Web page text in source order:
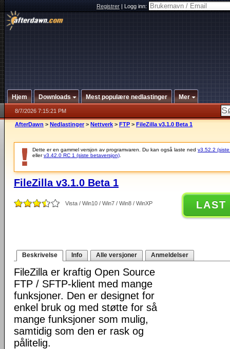
Registrer|Logg inn:
Hjem Downloads Mest populære nedlastinger Mer
8/7/2026 7:15:21 PM
AfterDawn > Nedlastinger > Nettverk > FTP > FileZilla v3.1.0 Beta 1
Dette er en gammel versjon av programvaren. Du kan også laste ned v3.52.2
ellerv3.42.0 RC 1 (siste betaversjon)
FileZilla v3.1.0 Beta 1
Vista / Win10 / Win7 / Win8 / WinXP LAST
Beskrivelse Info Alle versjoner Anmeldelser
FileZilla er kraftig Open Source
FTP / SFTP-klient med mange
funksjoner. Den er designet for
enkel bruk og med støtte for så
mange funksjoner som mulig,
samtidig som den er rask og
pålitelig.